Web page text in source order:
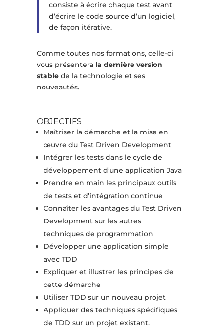
consiste à écrire chaque test avant
d’écrire le code source d’un logiciel,
de façon itérative.
Comme toutes nos formations, celle-ci
vous présentera la dernière version
stablede la technologie et ses
nouveautés.
OBJECTIFS
Maîtriser la démarche et la mise en
œuvre du Test Driven Development
Intégrer les tests dans le cycle de
développement d’une application Java
Prendre en main les principaux outils
de tests et d’intégration continue
Connaîter les avantages du Test Driven
Development sur les autres
techniques de programmation
Développer une application simple
avec TDD
Expliquer et illustrer les principes de
cette démarche
Utiliser TDD sur un nouveau projet
Appliquer des techniques spécifiques
de TDD sur un projet existant.